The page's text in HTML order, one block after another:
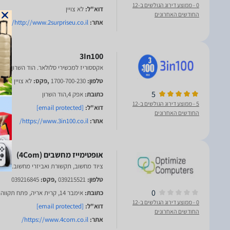
0
- ממוצע דירוג הגולשים ב-12
החודשים האחרונים
דוא"ל: לא צויין
אתר: http://www.2surpriseu.co.il/
5
5
- ממוצע דירוג הגולשים ב-12
החודשים האחרונים
3In100
אקססוריז למכשירי סלולאר. הוד השרון
טלפון: 1700-700-230,פקס: לא צויין
כתובת: אפק 4,הוד השרון
דוא"ל: [email protected]
אתר: https://www.3in100.co.il/
0
0
- ממוצע דירוג הגולשים ב-12
החודשים האחרונים
ציוד מחשוב, תקשורת ואביזרי מחשוב.
טלפון: 039215521,פקס: 039216845
כתובת: אימבר 14, קרית אריה, פתח תקווה
דוא"ל: [email protected]
אתר: https://www.4com.co.il/